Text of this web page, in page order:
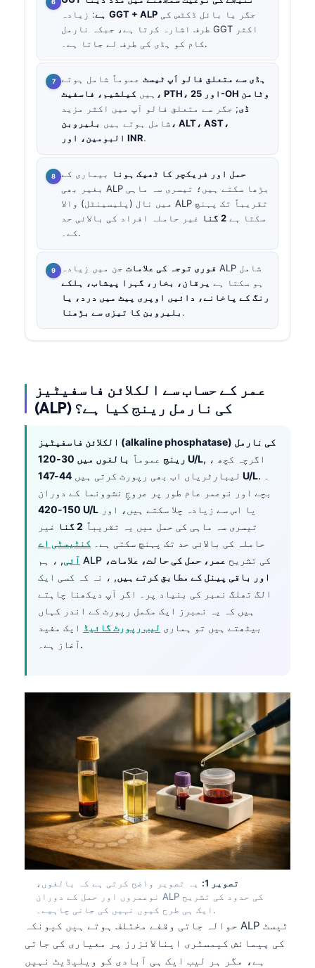
ہے GGT + ALP
طرف اشارہ کرتا ہے، جبکہ نارمل GGT اکثر
کام کو ہڈی کی طرف لے جاتا ہے۔.
ہڈی سے متعلق فالو اَپ ٹیسٹ عموماً شامل ہوتے
ہیں کیلشیم، فاسفیٹ، PTH، اور 25-OH وٹامن
ڈی; جگر سے متعلق فالو اَپ میں اکثر مزید
شامل ہوتے ہیں بلیروبن، ALT، AST،
البومین، اور INR.
حمل اور فریکچر کا ٹھیک ہونا
بیماری کے
بغیر بھی ALP بڑھا سکتے ہیں؛ تیسری سہ ماہی
میں نال (پلیسینٹل) والا ALP تقریباً تک پہنچ
سکتا ہے 2 گنا
غیر حاملہ افراد کی بالائی حد
کے۔.
فوری توجہ کی علامات جن میں زیادہ ALP شامل
ہو سکتا ہے یرقان، بخار، گہرا پیشاب، ہلکے
رنگ کے پاخانے، دائیں اوپری پیٹ میں درد، یا
بلیروبن کا تیزی سے بڑھنا .
عمر کے حساب سے الکلائن فاسفیٹیز
(ALP) کی نارمل رینج کیا ہے؟
الکلائن فاسفیٹیز (alkaline phosphatase) کی نارمل
رینج عموماً بالغوں میں 30-120 U/L, ، اگرچہ کچھ
لیبارٹریاں اب بھی رپورٹ کرتی ہیں 44-147 U/L. ۔
بچے اور نوعمر عام طور پر عروجِ نشوونما کے دوران
150-420 U/L
تیسری سہ ماہی کی حمل میں یہ تقریباً 2 گنا
غیر
حاملہ کی بالائی حد تک پہنچ سکتی ہے۔ کنٹیسٹی اے
آئی
, ، ہم ALP کی تشریح عمر، حمل کی حالت، علامات،
اور باقی پینل کے مطابق کرتے ہیں, ، نہ کہ کسی ایک
الگ تھلگ نمبر کی بنیاد پر۔ اگر آپ دیکھنا چاہتے
ہیں کہ یہ نمبرز ایک مکمل رپورٹ کے اندر کہاں
بیٹھتے ہیں تو ہماری لیب رپورٹ گائیڈ ایک مفید
آغاز ہے۔.
تصویر 1:
یہ تصویر واضح کرتی ہے کہ بالغوں،
نوعمروں اور حمل کے دوران ALP کی حدود کی تشریح
ایک ہی طرح کیوں نہیں کی جانی چاہیے۔.
حوالہ جاتی وقفے مختلف ہوتے ہیں کیونکہ ALP ٹیسٹ
کی پیمائش کیمسٹری اینالائزرز پر معیاری کی جاتی
ہے، مگر ہر لیب ایک ہی آبادی کو ویلیڈیٹ نہیں